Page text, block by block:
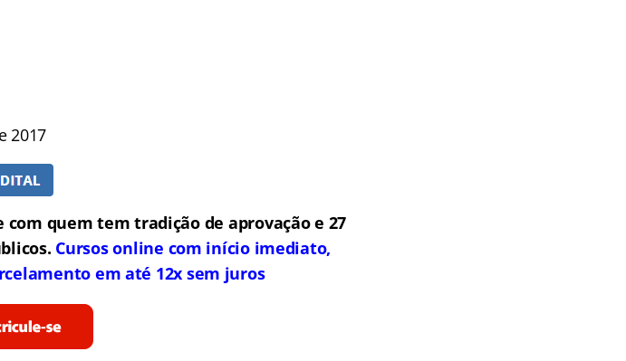
2017
com quem tem tradição de aprovação e 27
Cursos online com início imediato,
em até 12x sem juros